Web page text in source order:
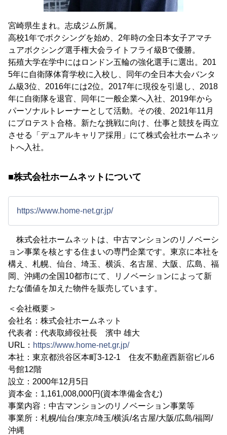
宮崎県生まれ。志成ジム所属。
高校1年でボクシングを始め、2年時の全日本女子アマチ
ュアボクシング選手権大会ライトフライ級Bで優勝。
拓殖大学在学中にはロンドン五輪の強化選手に選出。201
5年に自衛隊体育学校に入校し、同年の全日本大会バンタ
ム級3位、2016年には2位。2017年に現役を引退し、2018
年に自衛隊を退官、同年に一般企業へ入社、2019年から
パーソナルトレーナーとして活動。その後、2021年11月
にプロテスト合格。新たな挑戦に向け、仕事と競技を両立
させる「デュアルキャリア採用」にて株式会社ホームネッ
トへ入社。
■株式会社ホームネットについて
https://www.home-net.gr.jp/
株式会社ホームネットは、中古マンションのリノベーシ
ョン事業を核とする住まいの専門企業です。東京に本社を
構え、札幌、仙台、埼玉、横浜、名古屋、大阪、広島、福
岡、沖縄の全国10都市にて、リノベーションによって新
たな価値を加えた物件を販売しています。
＜会社概要＞
会社名：株式会社ホームネット
代表者：代表取締役社長 濱中 雄大
URL： https://www.home-net.gr.jp/
本社：東京都渋谷区本町3-12-1 住友不動産西新宿ビル6
号館12階
設立：2000年12月5日
資本金：1,161,008,000円(資本準備金含む)
事業内容：中古マンションのリノベーション事業等
事業所：札幌/仙台/東京/埼玉/横浜/名古屋/大阪/広島/福岡/
沖縄